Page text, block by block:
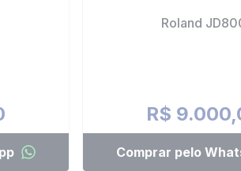
Roland
R$
Comprar pelo